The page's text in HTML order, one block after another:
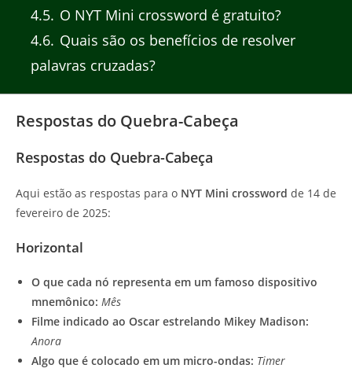
4.5 O NYT Mini crossword é gratuito?
4.6 Quais são os benefícios de resolver
palavras cruzadas?
Respostas do Quebra-Cabeça
Respostas do Quebra-Cabeça
Aqui estão as respostas para o NYT Mini crossword de 14 de
fevereiro de 2025:
Horizontal
O que cada nó representa em um famoso dispositivo
mnemônico: Mês
Filme indicado ao Oscar estrelando Mikey Madison:
Anora
Algo que é colocado em um micro-ondas: Timer